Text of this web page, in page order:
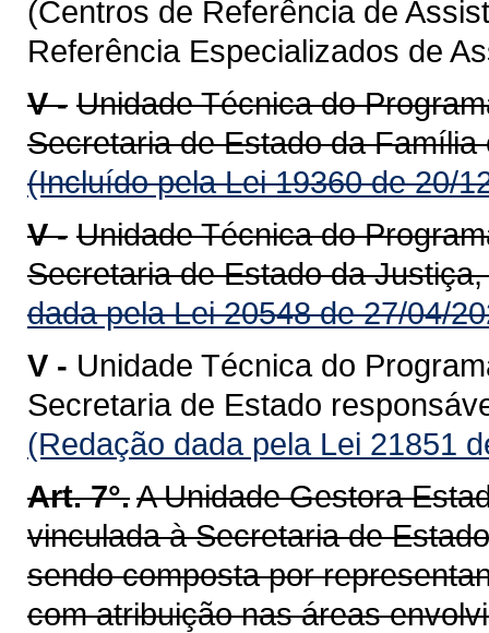
(Centros de Referência de
Referência Especializados de
V - Unidade Técnica do
Secretaria de Estado da
(Incluído pela Lei 19360 de 20/
V - Unidade Técnica do
Secretaria de Estado da
dada pela Lei 20548 de 27/04/
V - Unidade Técnica do
Secretaria de Estado
(Redação dada pela Lei 21851
Art. 7°.A Unidade Gestora
vinculada à Secretaria de
sendo composta por
com atribuição nas áreas